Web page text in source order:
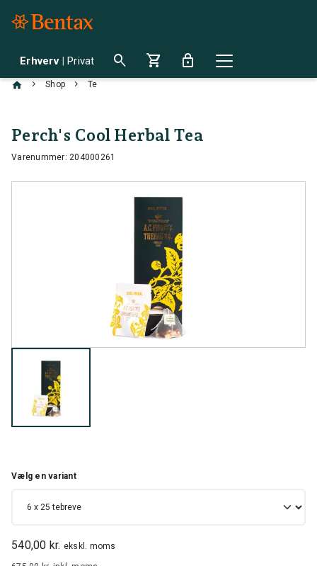
Erhverv | Privat search shopping_cart lock
chevron_right Shop chevron_right Te
Perch's Cool Herbal Tea
Varenummer: 204000261
540,00 kr. ekskl. moms
Vælg en variant